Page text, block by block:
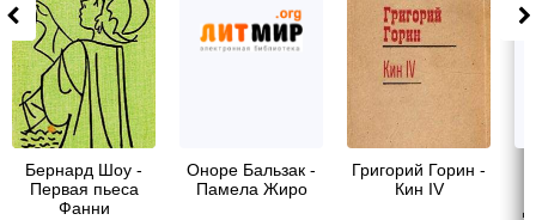
Бернард Шоу -
Первая пьеса
Фанни
Оноре Бальзак -
Памела Жиро
Григорий Горин -
Кин IV